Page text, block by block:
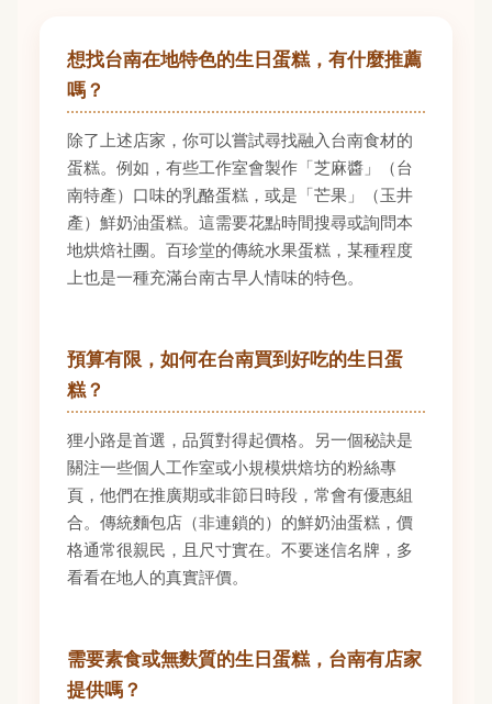
想找台南在地特色的生日蛋糕，有什麼推薦
嗎？
除了上述店家，你可以嘗試尋找融入台南食材的
蛋糕。例如，有些工作室會製作「芝麻醬」（台
南特產）口味的乳酪蛋糕，或是「芒果」（玉井
產）鮮奶油蛋糕。這需要花點時間搜尋或詢問本
地烘焙社團。百珍堂的傳統水果蛋糕，某種程度
上也是一種充滿台南古早人情味的特色。
預算有限，如何在台南買到好吃的生日蛋
糕？
狸小路是首選，品質對得起價格。另一個秘訣是
關注一些個人工作室或小規模烘焙坊的粉絲專
頁，他們在推廣期或非節日時段，常會有優惠組
合。傳統麵包店（非連鎖的）的鮮奶油蛋糕，價
格通常很親民，且尺寸實在。不要迷信名牌，多
看看在地人的真實評價。
需要素食或無麩質的生日蛋糕，台南有店家
提供嗎？